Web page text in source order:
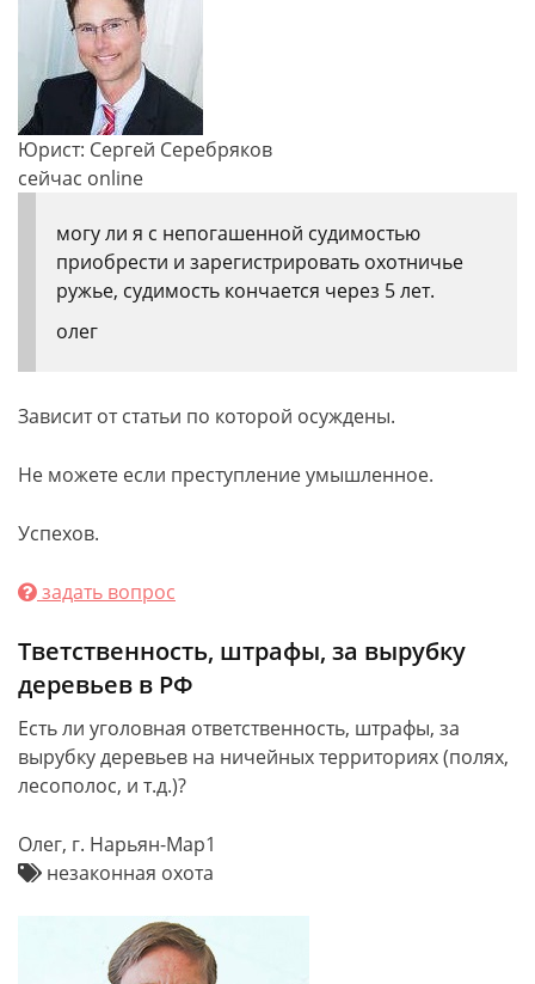
Юрист: Сергей Серебряков
сейчас online
могу ли я с непогашенной судимостью
приобрести и зарегистрировать охотничье
ружье, судимость кончается через 5 лет.
олег
Зависит от статьи по которой осуждены.
Не можете если преступление умышленное.
Успехов.
задать вопрос
Тветственность, штрафы, за вырубку
деревьев в РФ
Есть ли уголовная ответственность, штрафы, за
вырубку деревьев на ничейных территориях (полях,
лесополос, и т.д.)?
Олег, г. Нарьян-Мар1
незаконная охота